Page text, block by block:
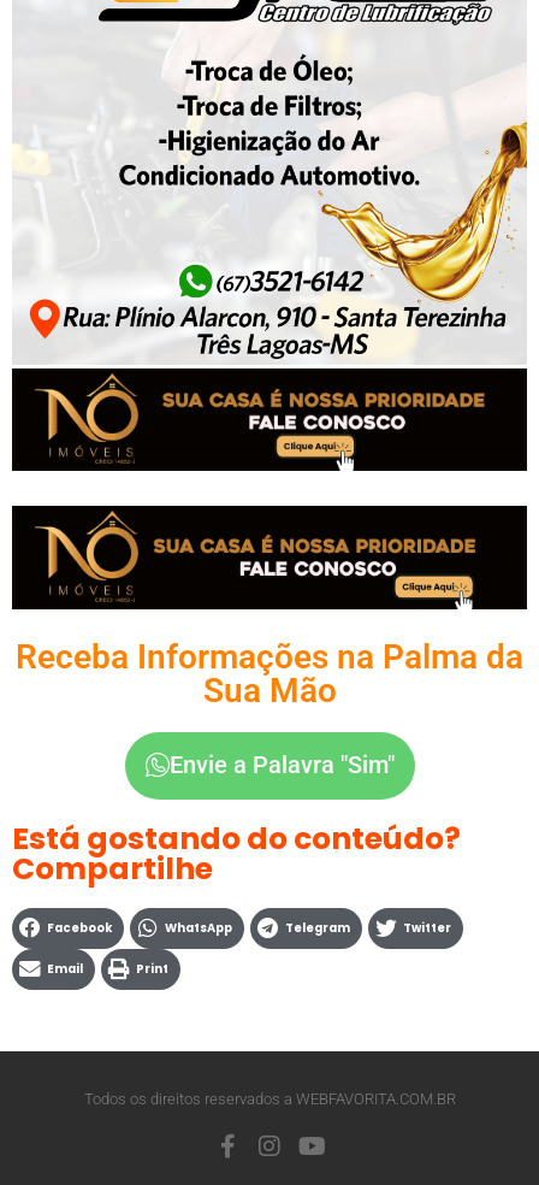
Receba Informações na Palma da
Sua Mão
Envie a Palavra "Sim"
Está gostando do conteúdo?
Compartilhe
Facebook WhatsApp Telegram Twitter
Email Print
Todos os direitos reservados a WEBFAVORITA.COM.BR